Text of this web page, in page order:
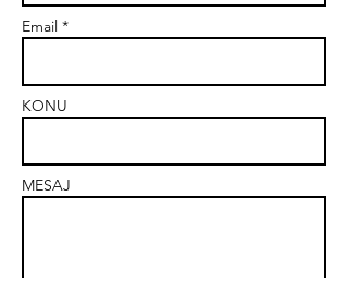
Yapmalıyım
Email *
KONU
MESAJ